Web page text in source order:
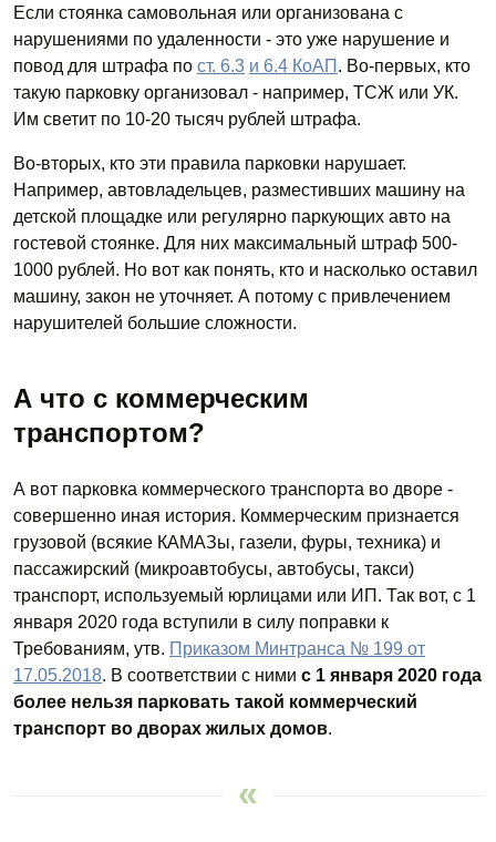
Если стоянка самовольная или организована с
нарушениями по удаленности - это уже нарушение и
повод для штрафа по ст. 6.3 и 6.4 КоАП . Во-первых, кто
такую парковку организовал - например, ТСЖ или УК.
Им светит по 10-20 тысяч рублей штрафа.
Во-вторых, кто эти правила парковки нарушает.
Например, автовладельцев, разместивших машину на
детской площадке или регулярно паркующих авто на
гостевой стоянке. Для них максимальный штраф 500-
1000 рублей. Но вот как понять, кто и насколько оставил
машину, закон не уточняет. А потому с привлечением
нарушителей большие сложности.
А что с коммерческим
транспортом?
А вот парковка коммерческого транспорта во дворе -
совершенно иная история. Коммерческим признается
грузовой (всякие КАМАЗы, газели, фуры, техника) и
пассажирский (микроавтобусы, автобусы, такси)
транспорт, используемый юрлицами или ИП. Так вот, с 1
января 2020 года вступили в силу поправки к
Требованиям, утв. Приказом Минтранса № 199 от
17.05.2018. В соответствии с ними с 1 января 2020 года
более нельзя парковать такой коммерческий
транспорт во дворах жилых домов.